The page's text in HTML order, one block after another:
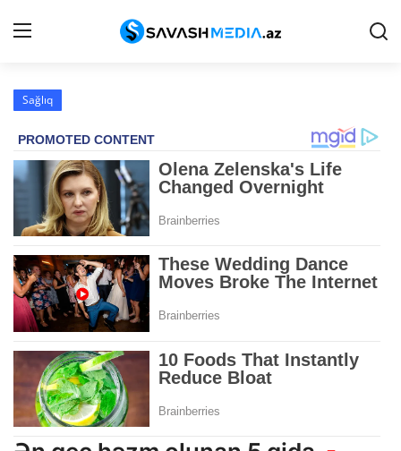
Haqqımızda
Peşə etikası
Reklam
Gündəm
Siyasət
İqtisadiyyat
Hadisə
Dünya
Sağlıq